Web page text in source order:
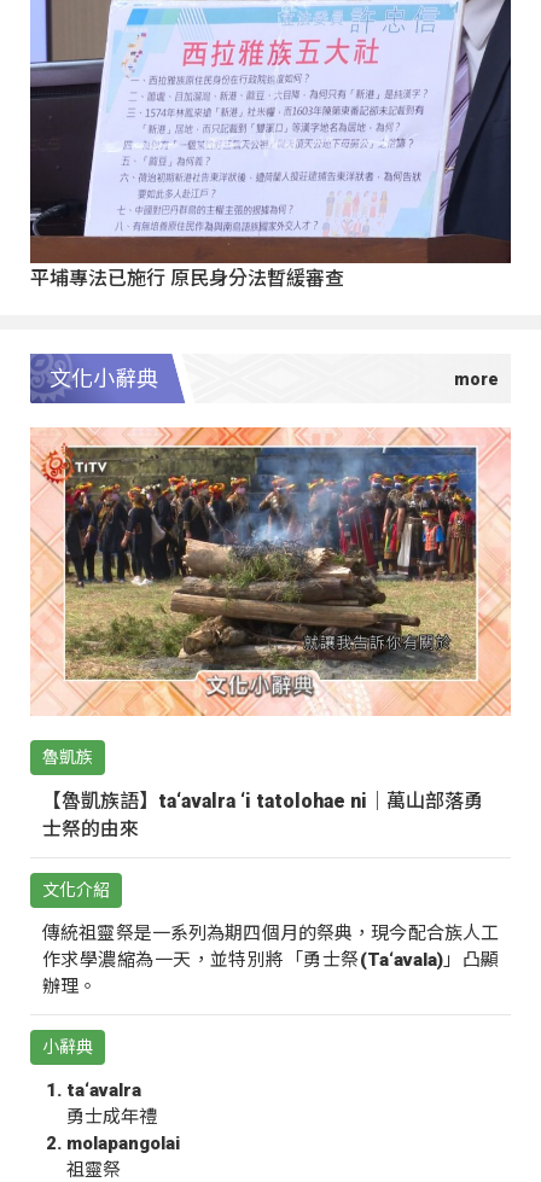
平埔專法已施行 原民身分法暫緩審查
文化小辭典
魯凱族
【魯凱族語】ta‘avalra ‘i tatolohae ni｜萬山部落勇
士祭的由來
文化介紹
傳統祖靈祭是一系列為期四個月的祭典，現今配合族人工
作求學濃縮為一天，並特別將「勇士祭(Ta‘avala)」凸顯
辦理。
小辭典
ta‘avalra
勇士成年禮
molapangolai
祖靈祭